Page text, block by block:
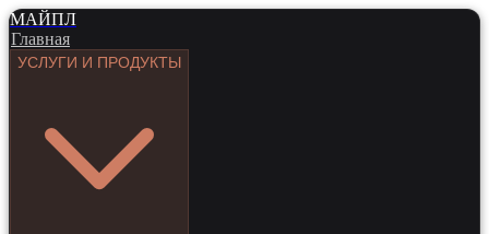
МАЙПЛ
Главная
УСЛУГИ И ПРОДУКТЫ